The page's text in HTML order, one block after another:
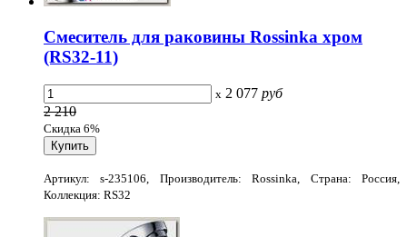
Смеситель для раковины Rossinka хром
(RS32-11)
x 2 077 руб
2 210
Скидка 6%
Артикул: s-235106, Производитель: Rossinka, Страна: Россия,
Коллекция: RS32